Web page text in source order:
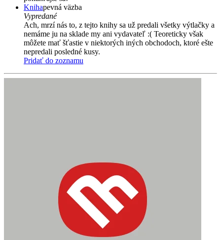
Knihapevná väzba
Vypredané
Ach, mrzí nás to, z tejto knihy sa už predali všetky výtlačky a
nemáme ju na sklade my ani vydavateľ :( Teoreticky však
môžete mať šťastie v niektorých iných obchodoch, ktoré ešte
nepredali posledné kusy.
Pridať do zoznamu